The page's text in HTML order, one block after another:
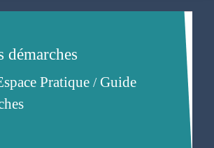
démarches
Pratique/Guide